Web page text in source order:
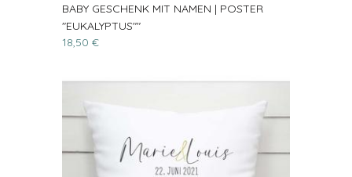
BABY GESCHENK MIT NAMEN | POSTER
"EUKALYPTUS""
18,50 €